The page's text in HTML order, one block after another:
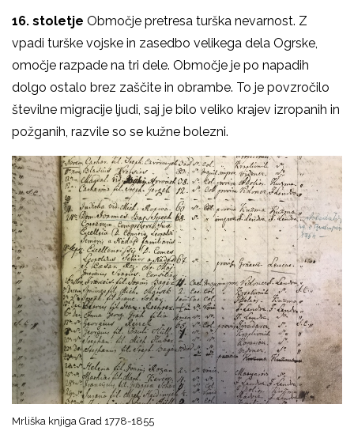
16. stoletje Območje pretresa turška nevarnost. Z
vpadi turške vojske in zasedbo velikega dela Ogrske,
omočje razpade na tri dele. Območje je po napadih
dolgo ostalo brez zaščite in obrambe. To je povzročilo
številne migracije ljudi, saj je bilo veliko krajev izropanih in
požganih, razvile so se kužne bolezni.
Mrliška knjiga Grad 1778-1855